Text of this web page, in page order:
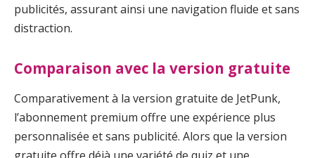
publicités, assurant ainsi une navigation fluide et sans
distraction.
Comparaison avec la version gratuite
Comparativement à la version gratuite de JetPunk,
l’abonnement premium offre une expérience plus
personnalisée et sans publicité. Alors que la version